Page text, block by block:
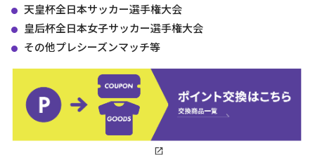
天皇杯全日本サッカー選手権大会
皇后杯全日本女子サッカー選手権大会
その他プレシーズンマッチ等